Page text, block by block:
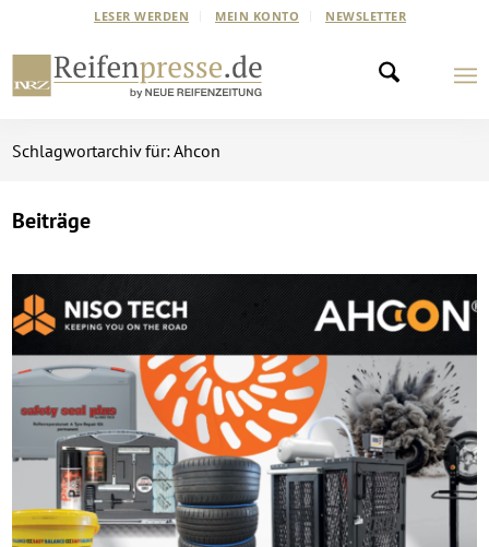
LESER WERDEN MEIN KONTO NEWSLETTER
Schlagwortarchiv für: Ahcon
Beiträge